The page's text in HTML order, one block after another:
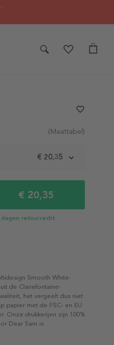
(Maattabel)
€ 20,35
€ 20,35
dagen retourrecht
favorite_border
Smooth White-
de Clairefontaine-
het vergeelt dus niet
papier met de FSC- en EU
Onze drukkerijen zijn 100%
Dear Sam is